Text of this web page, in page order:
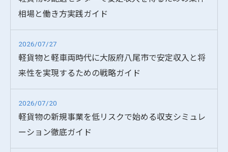
相場と働き方実践ガイド
2026/07/27
軽貨物と軽車両時代に大阪府八尾市で安定収入と将
来性を実現するための戦略ガイド
2026/07/20
軽貨物の新規事業を低リスクで始める収支シミュレ
ーション徹底ガイド